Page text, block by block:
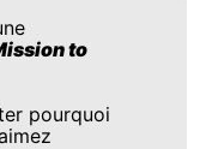
to
pourquoi